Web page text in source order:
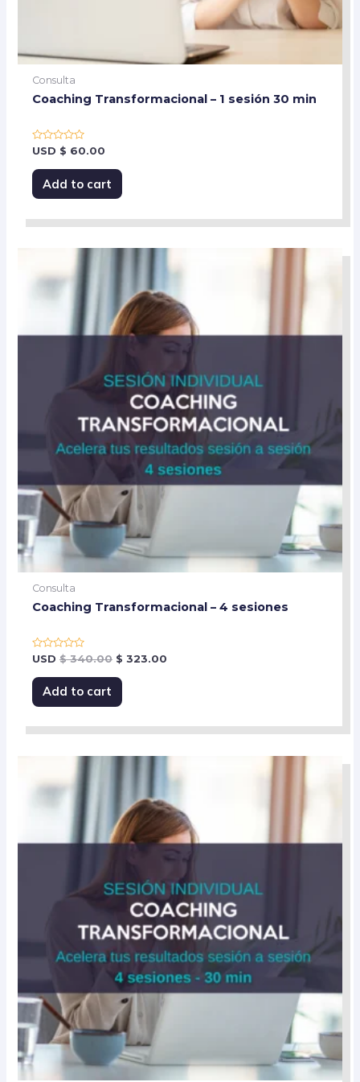
Consulta
Coaching Transformacional – 1 sesión 30 min
Rated
out
of
USD $ 60.00
Add to cart
Consulta
Coaching Transformacional – 4 sesiones
Rated
out
of
USD $340.00 $ 323.00
Add to cart